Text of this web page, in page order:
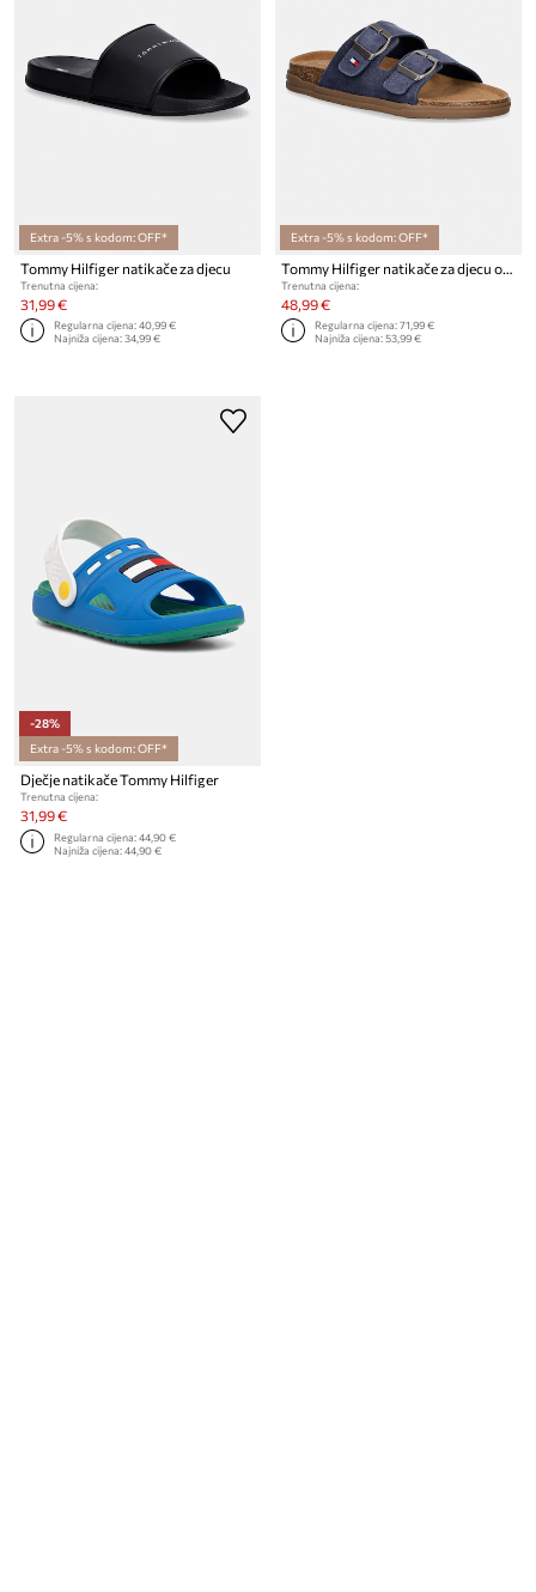
Extra -5% s kodom: OFF*
Tommy Hilfiger natikače za djecu
Trenutna cijena:
31,99 €
Regularna cijena:40,99 €
Najniža cijena:34,99 €
Extra -5% s kodom: OFF*
Trenutna cijena:
48,99 €
Regularna cijena:71,99 €
Najniža cijena:53,99 €
-28%
Extra -5% s kodom: OFF*
Dječje natikače Tommy Hilfiger
Trenutna cijena:
31,99 €
Regularna cijena:44,90 €
Najniža cijena:44,90 €